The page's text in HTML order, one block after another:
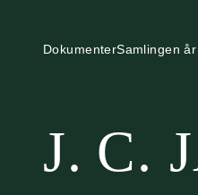
DokumenterSamlingen
J. C.